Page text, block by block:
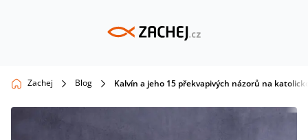
Zachej Blog Kalvín a jeho 15 překvapivých názorů na